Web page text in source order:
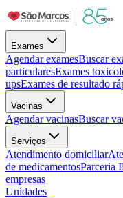
Exames
Agendar examesBuscar
particularesExames
upsExames de resultado
Vacinas
Agendar vacinasBuscar
Serviços
Atendimento domiciliar
de medicamentosParceria
empresas
Unidades